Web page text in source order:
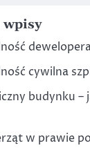
wpisy
cywilna
budynku –
w prawie